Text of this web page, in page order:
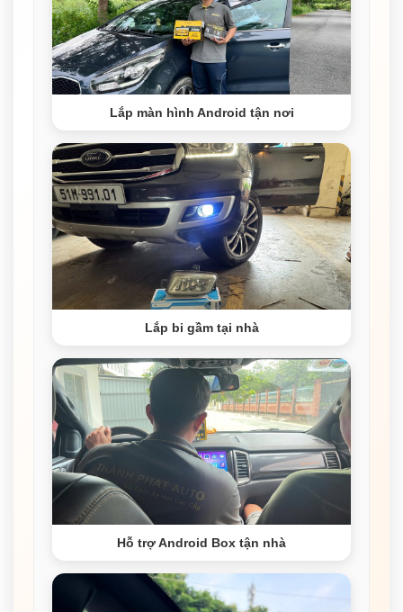
Lắp màn hình Android tận nơi
Lắp bi gầm tại nhà
Hỗ trợ Android Box tận nhà